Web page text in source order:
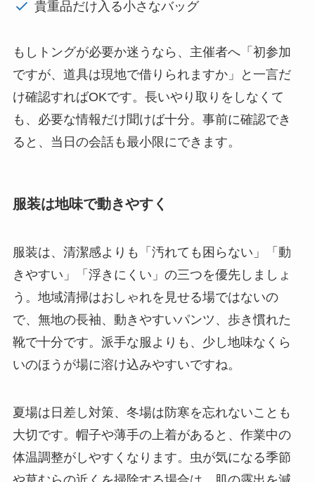
貴重品だけ入る小さなバッグ
もしトングが必要か迷うなら、主催者へ「初参加
ですが、道具は現地で借りられますか」と一言だ
け確認すればOKです。長いやり取りをしなくて
も、必要な情報だけ聞けば十分。事前に確認でき
ると、当日の会話も最小限にできます。
服装は地味で動きやすく
服装は、清潔感よりも「汚れても困らない」「動
きやすい」「浮きにくい」の三つを優先しましょ
う。地域清掃はおしゃれを見せる場ではないの
で、無地の長袖、動きやすいパンツ、歩き慣れた
靴で十分です。派手な服よりも、少し地味なくら
いのほうが場に溶け込みやすいですね。
夏場は日差し対策、冬場は防寒を忘れないことも
大切です。帽子や薄手の上着があると、作業中の
体温調整がしやすくなります。虫が気になる季節